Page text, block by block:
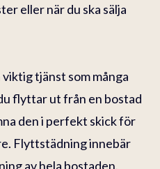
eller när du ska sälja
tjänst som många
flyttar ut från en bostad
den i perfekt skick för
Flyttstädning innebär
av hela bostaden,